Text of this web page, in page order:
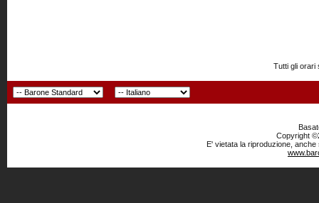
Tutti gli orari
Copyright
E' vietata la riproduzione,